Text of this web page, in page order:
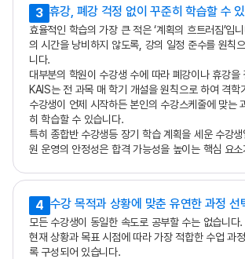
3 휴강, 폐강 걱정 없이 꾸준히 학습할 수
효율적인 학습의 가장 큰 적은 ‘계획의 흐트러짐’입
의 시간을 낭비하지 않도록, 강의 일정 준수를 원칙
니다.
대부분의 학원이 수강생 수에 따라 폐강이나 휴강을
KAIS는 전 과목 매 학기 개설을 원칙으로 하여 격학
수강생이 언제 시작하든 본인의 수강스케줄에 맞는
히 학습할 수 있습니다.
특히 종합반 수강생등 장기 학습 계획을 세운 수강
원 운영의 안정성은 합격 가능성을 높이는 핵심 요
4 수강 목적과 상황에 맞춘 유연한 과정 선
모든 수강생이 동일한 속도로 공부할 수는 없습니다
현재 상황과 목표 시점에 따라 가장 적합한 수업 과
록 구성되어 있습니다.